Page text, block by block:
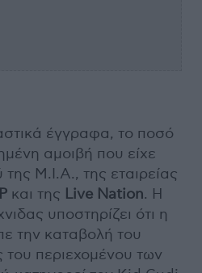
έγγραφα, το ποσό
αμοιβή που είχε
M.I.A., της εταιρείας
και της Live Nation. Η
υποστηρίζει ότι η
την καταβολή του
περιεχομένου των